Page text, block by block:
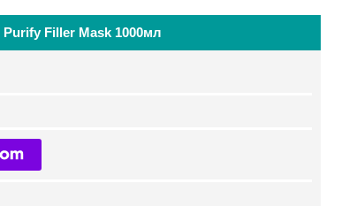
Filler Mask 1000мл